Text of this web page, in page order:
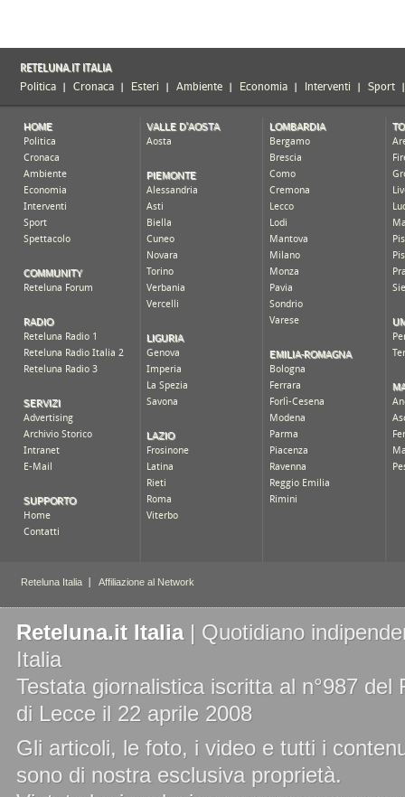
Reteluna.it Italia| Quotidiano
Italia
Testata giornalistica iscritta al n°987
di Lecce il 22 aprile 2008
Gli articoli, le foto, i video e tutti i
sono di nostra esclusiva proprietà.